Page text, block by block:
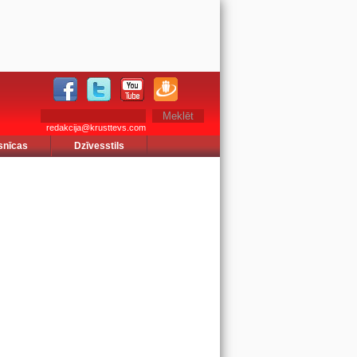
redakcija@krusttevs.com
Dzīvesstils